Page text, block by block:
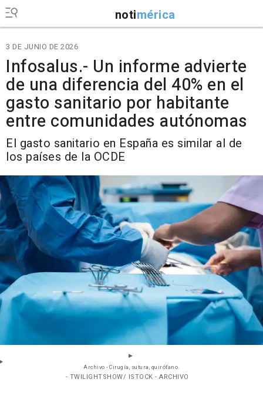
notimérica
3 DE JUNIO DE 2026
Infosalus.- Un informe advierte
de una diferencia del 40% en el
gasto sanitario por habitante
entre comunidades autónomas
El gasto sanitario en España es similar al de
los países de la OCDE
Archivo - Cirugía, sutura, quirófano.
- TWILIGHTSHOW/ ISTOCK - ARCHIVO